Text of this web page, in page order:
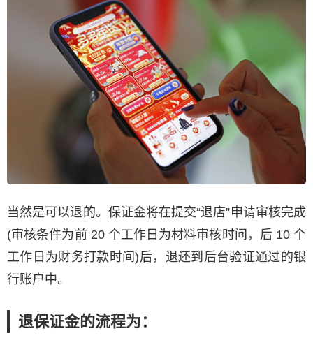
当然是可以退的。保证金将在提交“退店”申请审核完成
(审核条件为前 20 个工作日为材料审核时间，后 10 个
工作日为财务打款时间)后，退还到后台验证通过的银
行账户中。
退保证金的流程为：